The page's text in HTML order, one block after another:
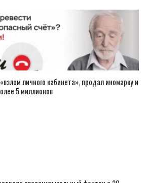
личного кабинета», продал иномарку и
5 миллионов